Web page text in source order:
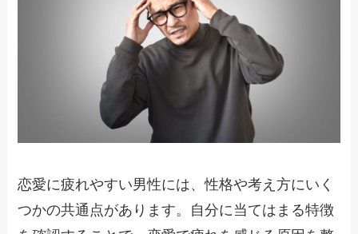
恋愛に疲れやすい男性には、性格や考え方にいく
つかの共通点があります。自分に当てはまる特徴